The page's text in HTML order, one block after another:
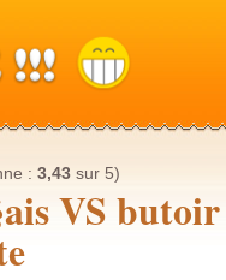
: 3,43sur 5)
VS butoir